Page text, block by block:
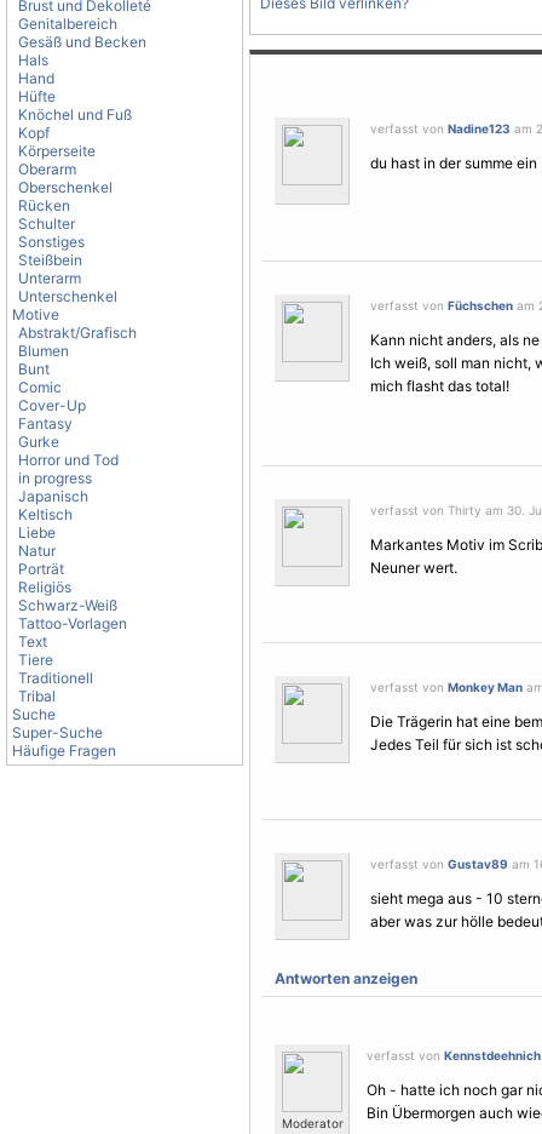
Brust und Dekolleté
Genitalbereich
Gesäß und Becken
Hals
Hand
Hüfte
Knöchel und Fuß
Kopf
Körperseite
Oberarm
Oberschenkel
Rücken
Schulter
Sonstiges
Steißbein
Unterarm
Unterschenkel
Motive
Abstrakt/Grafisch
Blumen
Bunt
Comic
Cover-Up
Fantasy
Gurke
Horror und Tod
in progress
Japanisch
Keltisch
Liebe
Natur
Porträt
Religiös
Schwarz-Weiß
Tattoo-Vorlagen
Text
Tiere
Traditionell
Tribal
Suche
Super-Suche
Häufige Fragen
verfasst von Nadine123 am
du hast in der summe
verfasst von Füchschen am
Kann nicht anders, als
Ich weiß, soll man nicht,
mich flasht das total!
verfasst von Thirty am 30.
Markantes Motiv im
Neuner wert.
verfasst von Monkey Man
Die Trägerin hat eine
Jedes Teil für sich ist
verfasst von Gustav89 am
sieht mega aus - 10
aber was zur hölle
Antworten anzeigen
Moderator
verfasst von Kennstdeehnich
Oh - hatte ich noch gar
Bin Übermorgen auch